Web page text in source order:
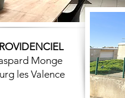
Monge
les Valence